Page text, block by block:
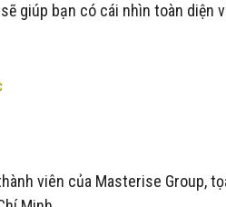
giúp bạn có cái nhìn toàn diện
viên của Masterise Group,